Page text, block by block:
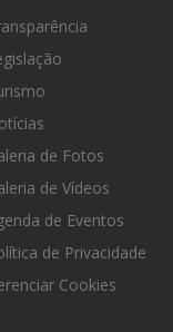
de Fotos
de Vídeos
de Eventos
de Privacidade
Cookies